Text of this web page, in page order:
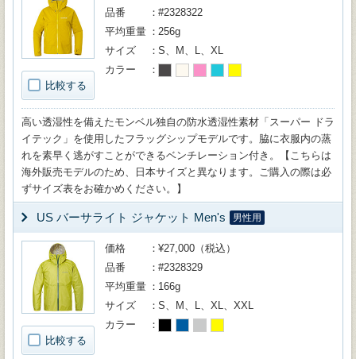
比較する
品番
#2328322
平均重量
256g
サイズ
S、M、L、XL
カラー
高い透湿性を備えたモンベル独自の防水透湿性素材「スーパー ドラ
イテック」を使用したフラッグシップモデルです。脇に衣服内の蒸
れを素早く逃がすことができるベンチレーション付き。【こちらは
海外販売モデルのため、日本サイズと異なります。ご購入の際は必
ずサイズ表をお確かめください。】
US バーサライト ジャケット Men's 男性用
比較する
価格
¥27,000（税込）
品番
#2328329
平均重量
166g
サイズ
S、M、L、XL、XXL
カラー